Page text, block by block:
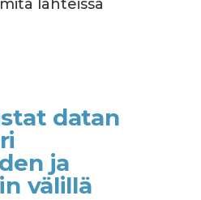
lähteissä
datan
ja
välillä